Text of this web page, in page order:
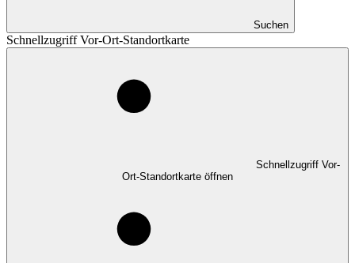
Suchen
Schnellzugriff Vor-Ort-Standortkarte
Schnellzugriff Vor-
Ort-Standortkarte öffnen